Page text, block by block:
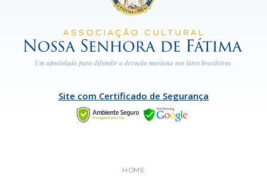
Site com Certificado de Segurança
HOME